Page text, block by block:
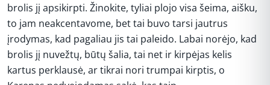
brolis jį apsikirpti. Žinokite, tyliai plojo visa šeima, aišku,
to jam neakcentavome, bet tai buvo tarsi jautrus
įrodymas, kad pagaliau jis tai paleido. Labai norėjo, kad
brolis jį nuvežtų, būtų šalia, tai net ir kirpėjas kelis
kartus perklausė, ar tikrai nori trumpai kirptis, o